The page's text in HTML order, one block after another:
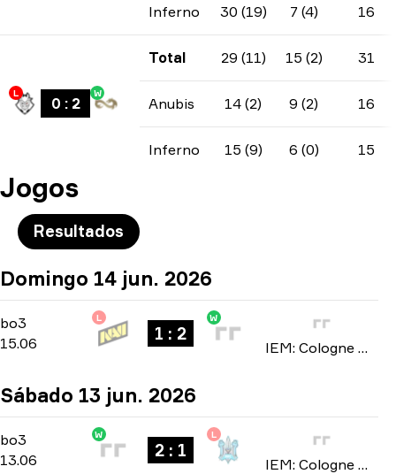
Inferno 30 (19) 7 (4) 16
L
0 : 2
W
Total 29 (11) 15 (2) 31
Anubis 14 (2) 9 (2) 16
Inferno 15 (9) 6 (0) 15
Jogos
Resultados
Domingo 14 jun. 2026
bo3
bo3
15.06
L
1 : 2
W
IEM: Cologne Major 2026
Sábado 13 jun. 2026
bo3
bo3
13.06
W
2 : 1
L
IEM: Cologne Major 2026